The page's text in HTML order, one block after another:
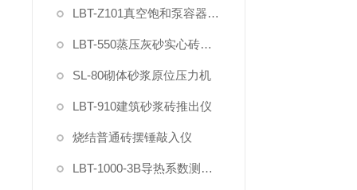
LBT-Z101真空饱和泵容器装置试验桶
LBT-550蒸压灰砂实心砖干燥收缩率快速试验仪装置
SL-80砌体砂浆原位压力机
LBT-910建筑砂浆砖推出仪
烧结普通砖摆锤敲入仪
LBT-1000-3B导热系数测定仪（电动加载试件）